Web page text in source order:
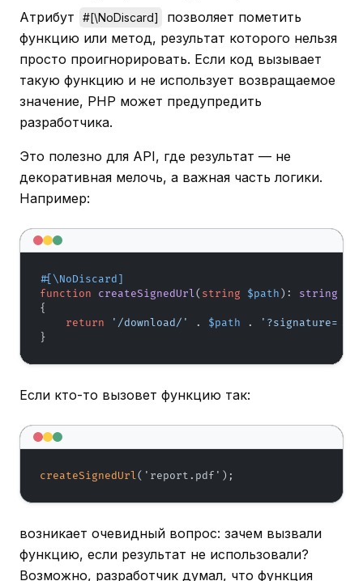
Атрибут #[\NoDiscard]
позволяет пометить
функцию или метод, результат которого нельзя
просто проигнорировать. Если код вызывает
такую функцию и не использует возвращаемое
значение, PHP может предупредить
разработчика.
Это полезно для API, где результат — не
декоративная мелочь, а важная часть логики.
Например:
#[\NoDiscard]
function
createSignedUrl( string $path): string
{
return
'/download/' . $path .
'?signature=...'
}
Если кто-то вызовет функцию так:
createSignedUrl('report.pdf');
возникает очевидный вопрос: зачем вызвали
функцию, если результат не использовали?
Возможно, разработчик думал, что функция